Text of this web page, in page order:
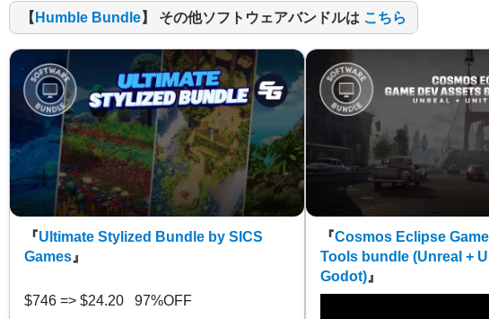
【 Humble Bundle】 その他ソフトウェアバンドルは こちら
『Ultimate Stylized Bundle by SICS
Games』
$746 => $24.20 97%OFF
『Cosmos Eclipse
Tools bundle (Unreal +
Godot)』